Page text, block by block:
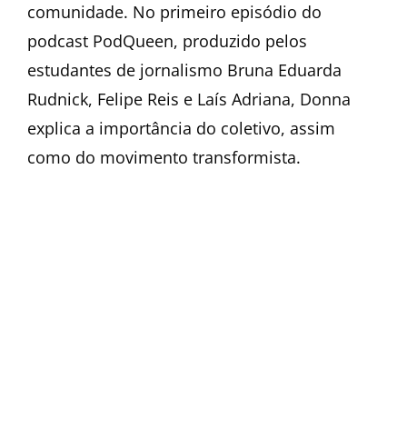
comunidade. No primeiro episódio do
podcast PodQueen, produzido pelos
estudantes de jornalismo Bruna Eduarda
Rudnick, Felipe Reis e Laís Adriana, Donna
explica a importância do coletivo, assim
como do movimento transformista.